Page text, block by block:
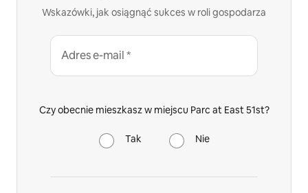
Wskazówki, jak osiągnąć sukces w roli gospodarza
Adres e-mail *
Czy obecnie mieszkasz w miejscu Parc at East 51st?
Tak Nie